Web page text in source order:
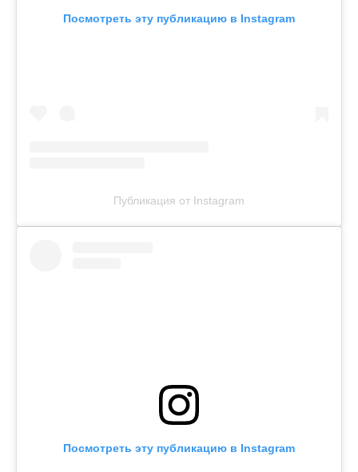
Посмотреть эту публикацию в Instagram
Публикация от Instagram
Посмотреть эту публикацию в Instagram